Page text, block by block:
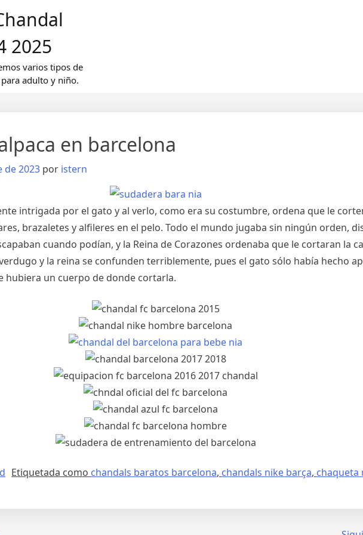
2025
varios tipos de
adulto y niño.
en barcelona
de 2023 por istern
intrigada por el gato y al verlo, como era su costumbre, ordena que le
brazaletes y alfileres en el pelo. Todo el mundo jugaba sin ningún orden,
cuando podían, y la Reina de Corazones ordenaba que le cortaran la
y la reina se confunden terriblemente, pues el gato sólo había hecho
hubiera un cuerpo de donde cortarla.
Etiquetada como chandals baratos barcelona, chandals nike barça, chaqueta